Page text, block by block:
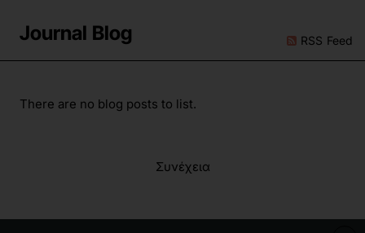
Journal Blog RSS Feed
There are no blog posts to list.
Συνέχεια